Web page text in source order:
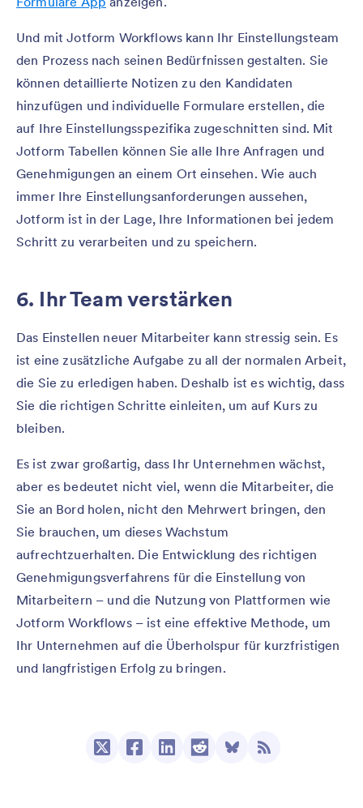
Und mit Jotform Workflows kann Ihr Einstellungsteam
den Prozess nach seinen Bedürfnissen gestalten. Sie
können detaillierte Notizen zu den Kandidaten
hinzufügen und individuelle Formulare erstellen, die
auf Ihre Einstellungsspezifika zugeschnitten sind. Mit
Jotform Tabellen können Sie alle Ihre Anfragen und
Genehmigungen an einem Ort einsehen. Wie auch
immer Ihre Einstellungsanforderungen aussehen,
Jotform ist in der Lage, Ihre Informationen bei jedem
Schritt zu verarbeiten und zu speichern.
6. Ihr Team verstärken
Das Einstellen neuer Mitarbeiter kann stressig sein. Es
ist eine zusätzliche Aufgabe zu all der normalen Arbeit,
die Sie zu erledigen haben. Deshalb ist es wichtig, dass
Sie die richtigen Schritte einleiten, um auf Kurs zu
bleiben.
Es ist zwar großartig, dass Ihr Unternehmen wächst,
aber es bedeutet nicht viel, wenn die Mitarbeiter, die
Sie an Bord holen, nicht den Mehrwert bringen, den
Sie brauchen, um dieses Wachstum
aufrechtzuerhalten. Die Entwicklung des richtigen
Genehmigungsverfahrens für die Einstellung von
Mitarbeitern – und die Nutzung von Plattformen wie
Jotform Workflows – ist eine effektive Methode, um
Ihr Unternehmen auf die Überholspur für kurzfristigen
und langfristigen Erfolg zu bringen.